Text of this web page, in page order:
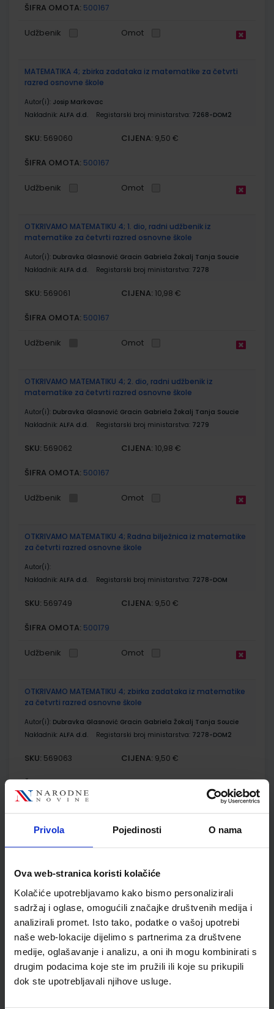
Privola Pojedinosti O nama
Ova web-stranica koristi kolačiće
Kolačiće upotrebljavamo kako bismo personalizirali
sadržaj i oglase, omogućili značajke društvenih medija i
analizirali promet. Isto tako, podatke o vašoj upotrebi
naše web-lokacije dijelimo s partnerima za društvene
medije, oglašavanje i analizu, a oni ih mogu kombinirati s
drugim podacima koje ste im pružili ili koje su prikupili
dok ste upotrebljavali njihove usluge.
ŠIFRA OMOTA: 500167
Udžbenik Omot
MATEMATIKA 4; zbirka zadataka iz matematike za četvrti
razred osnovne škole
Autor(i): Josip Markovac
Nakladnik: ALFA d.d. Registarski broj ministarstva: 7268-DOM2
SKU: 569060 CIJENA: 9,50 €
ŠIFRA OMOTA: 500167
Udžbenik Omot
OTKRIVAMO MATEMATIKU 4; 1. dio, radni udžbenik iz
matematike za četvrti razred osnovne škole
Autor(i): Dubravka Glasnović Gracin Gabriela Žokalj Tanja Soucie
Nakladnik: ALFA d.d. Registarski broj ministarstva: 7278
SKU: 569061 CIJENA: 10,98 €
ŠIFRA OMOTA: 500167
Udžbenik Omot
OTKRIVAMO MATEMATIKU 4; 2. dio, radni udžbenik iz
matematike za četvrti razred osnovne škole
Autor(i): Dubravka Glasnović Gracin Gabriela Žokalj Tanja Soucie
Nakladnik: ALFA d.d. Registarski broj ministarstva: 7279
SKU: 569062 CIJENA: 10,98 €
ŠIFRA OMOTA: 500167
Udžbenik Omot
OTKRIVAMO MATEMATIKU 4; Radna bilježnica iz matematike
za četvrti razred osnovne škole
Autor(i):
Nakladnik: ALFA d.d. Registarski broj ministarstva: 7278-DOM
SKU: 569749 CIJENA: 9,50 €
ŠIFRA OMOTA: 500179
Udžbenik Omot
OTKRIVAMO MATEMATIKU 4; zbirka zadataka iz matematike
za četvrti razred osnovne škole
Autor(i): Dubravka Glasnović Gracin Gabriela Žokalj Tanja Soucie
Nakladnik: ALFA d.d. Registarski broj ministarstva: 7278-DOM2
SKU: 569063 CIJENA: 9,50 €
ŠIFRA OMOTA:500167
OTKRIVAMO MATEMATIKU 4; listići za dodatnu nastavu iz
Autor(i):Dubravka Glasnović Gracin Gabriela Žokalj Tanja Soucie
Nakladnik:ALFA d.d. Registarski broj ministarstva: 7278-DOM3
SKU:569064 CIJENA:9,00 €
ŠIFRA OMOTA:
Udžbenik